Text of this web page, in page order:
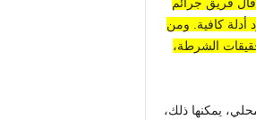
قال فريق جرائم
أدلة كافية. ومن
الشرطة،
يمكنها ذلك،